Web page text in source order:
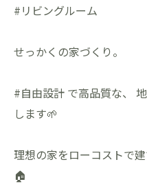
#リビングルーム
せっかくの家づくり。
#自由設計 で高品質な、
します🌱
理想の家をローコストで
🏠